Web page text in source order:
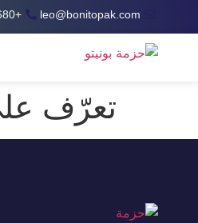
leo@bonitopak.com
+8613412097680
تعرّف